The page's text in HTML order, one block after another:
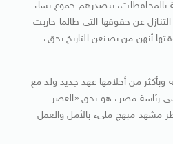
بالمحافظات، تتصدرهم جموع نساء
عن حقوقها التى طالما حاربت
أنهن من يصنعن التاريخ بحق،
وبأكثر من أحلامها عهد جديد ولد مع
رئاسة مصر، هو بحق «العصر
مشهد مبهج ملىء بالأمل والعمل